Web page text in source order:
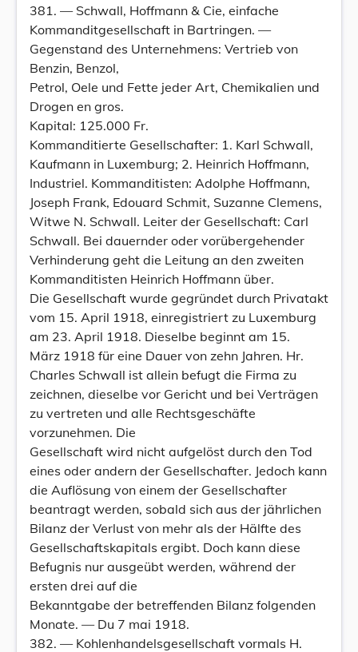
381. — Schwall, Hoffmann & Cie, einfache
Kommanditgesellschaft in Bartringen. —
Gegenstand des Unternehmens: Vertrieb von
Benzin, Benzol,
Petrol, Oele und Fette jeder Art, Chemikalien und
Drogen en gros.
Kapital: 125.000 Fr.
Kommanditierte Gesellschafter: 1. Karl Schwall,
Kaufmann in Luxemburg; 2. Heinrich Hoffmann,
Industriel. Kommanditisten: Adolphe Hoffmann,
Joseph Frank, Edouard Schmit, Suzanne Clemens,
Witwe N. Schwall. Leiter der Gesellschaft: Carl
Schwall. Bei dauernder oder vorübergehender
Verhinderung geht die Leitung an den zweiten
Kommanditisten Heinrich Hoffmann über.
Die Gesellschaft wurde gegründet durch Privatakt
vom 15. April 1918, einregistriert zu Luxemburg
am 23. April 1918. Dieselbe beginnt am 15.
März 1918 für eine Dauer von zehn Jahren. Hr.
Charles Schwall ist allein befugt die Firma zu
zeichnen, dieselbe vor Gericht und bei Verträgen
zu vertreten und alle Rechtsgeschäfte
vorzunehmen. Die
Gesellschaft wird nicht aufgelöst durch den Tod
eines oder andern der Gesellschafter. Jedoch kann
die Auflösung von einem der Gesellschafter
beantragt werden, sobald sich aus der jährlichen
Bilanz der Verlust von mehr als der Hälfte des
Gesellschaftskapitals ergibt. Doch kann diese
Befugnis nur ausgeübt werden, während der
ersten drei auf die
Bekanntgabe der betreffenden Bilanz folgenden
Monate. — Du 7 mai 1918.
382. — Kohlenhandelsgesellschaft vormals H.